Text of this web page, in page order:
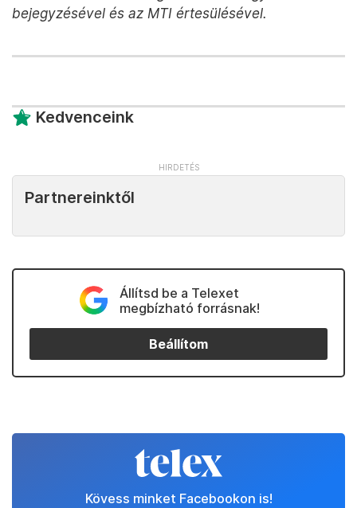
bejegyzésével és az MTI értesülésével.
Kedvenceink
Partnereinktől
Állítsd be a Telexet
megbízható forrásnak!
Beállítom
Kövess minket Facebookon is!